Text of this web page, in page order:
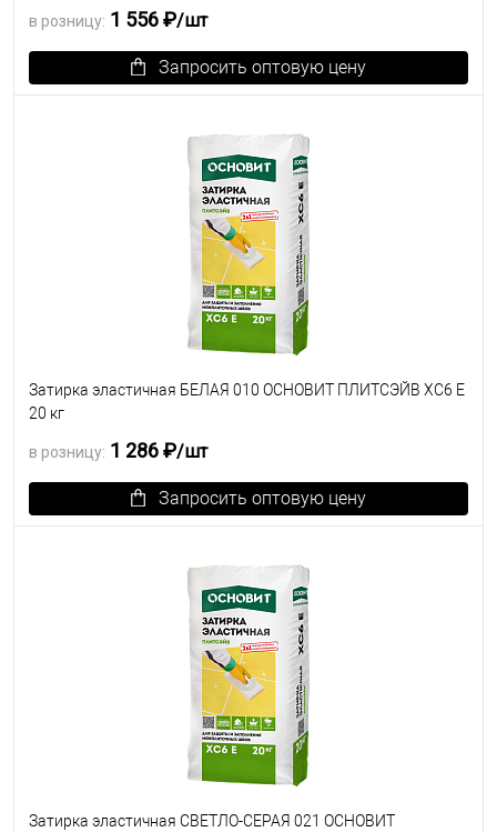
в розницу: 1 556 ₽/шт
Запросить оптовую цену
Затирка эластичная БЕЛАЯ 010 ОСНОВИТ ПЛИТСЭЙВ XC6 E
20 кг
в розницу: 1 286 ₽/шт
Запросить оптовую цену
Затирка эластичная СВЕТЛО-СЕРАЯ 021 ОСНОВИТ